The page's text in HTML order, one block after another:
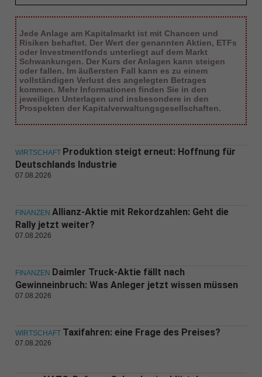
Jede Anlage am Kapitalmarkt ist mit Chancen und
Risiken behaftet. Der Wert der genannten Aktien, ETFs
oder Investmentfonds unterliegt auf dem Markt
Schwankungen. Der Kurs der Anlagen kann steigen
oder fallen. Im äußersten Fall kann es zu einem
vollständigen Verlust des angelegten Betrages
kommen. Mehr Informationen finden Sie in den
jeweiligen Unterlagen und insbesondere in den
Prospekten der Kapitalverwaltungsgesellschaften.
WIRTSCHAFT Produktion steigt erneut: Hoffnung für
Deutschlands Industrie
07.08.2026
FINANZEN Allianz-Aktie mit Rekordzahlen: Geht die
Rally jetzt weiter?
07.08.2026
FINANZEN Daimler Truck-Aktie fällt nach
Gewinneinbruch: Was Anleger jetzt wissen müssen
07.08.2026
WIRTSCHAFT Taxifahren: eine Frage des Preises?
07.08.2026